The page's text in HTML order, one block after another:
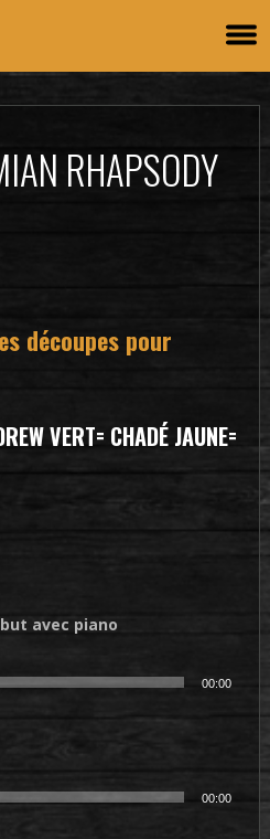
RHAPSODY
découpes pour
VERT= CHADÉ JAUNE=
avec piano
00:00
00:00